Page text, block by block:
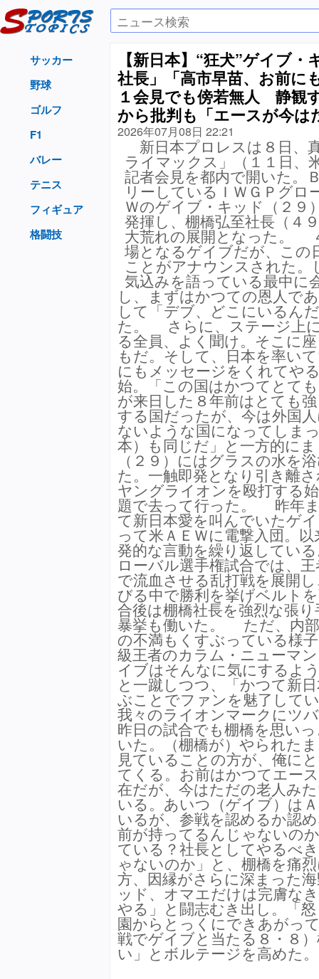
サッカー
野球
ゴルフ
F1
バレー
テニス
フィギュア
格闘技
【新日本】“狂犬”ゲイブ
社長」「高市早苗、お前に
１会見でも傍若無人 静観
から批判も「エースが今は
2026年07月08日 22:21
新日本プロレスは８日、
ライマックス」（１１日、
記者会見を都内で開いた。
リーしているＩＷＧＰグロ
Ｗのゲイブ・キッド（２９
発揮し、棚橋弘至社長（４
大荒れの展開となった。
場となるゲイブだが、この
ことがアナウンスされた。
気込みを語っている最中に
し、まずはかつての恩人で
して「デブ、どこにいるん
た。 さらに、ステージ上
る全員、よく聞け。そこに
もだ。そして、日本を率い
にもメッセージをくれてや
始。「この国はかつてとて
が来日した８年前はとても
する国だったが、今は外国
ないような国になってしま
本）も同じだ」と一方的に
（２９）にはグラスの水を
た。一触即発となり引き離
ヤングライオンを殴打する
題で去って行った。 昨年
て新日本愛を叫んでいたゲ
って米ＡＥＷに電撃入団。
発的な言動を繰り返してい
ローバル選手権試合では、
で流血させる乱打戦を展開
びる中で勝利を挙げベルト
合後は棚橋社長を強烈な張
暴挙も働いた。 ただ、内
の不満もくすぶっている様
級王者のカラム・ニューマ
イブはそんなに気にするよ
と一蹴しつつ、「かつて新
ぶことでファンを魅了して
我々のライオンマークにツ
昨日の試合でも棚橋を思い
いた。（棚橋が）やられた
見ていることの方が、俺に
てくる。お前はかつてエー
在だが、今はただの老人み
いる。あいつ（ゲイブ）は
いるが、参戦を認めるか認
前が持ってるんじゃないの
ている？社長としてやるべ
ゃないのか」と、棚橋を痛
方、因縁がさらに深まった
ッド、オマエだけは完膚な
やる」と闘志むき出し。「
園からとっくにできあがっ
戦でゲイブと当たる８・８
い」とボルテージを高めた。